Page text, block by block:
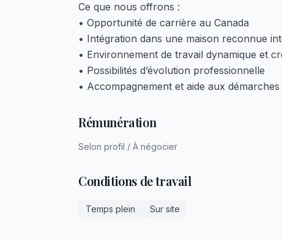
Ce que nous offrons :
• Opportunité de carrière au Canada
• Intégration dans une maison reconnue
• Environnement de travail dynamique et
• Possibilités d’évolution professionnelle
• Accompagnement et aide aux
Rémunération
Selon profil / À négocier
Conditions de travail
Temps plein Sur site